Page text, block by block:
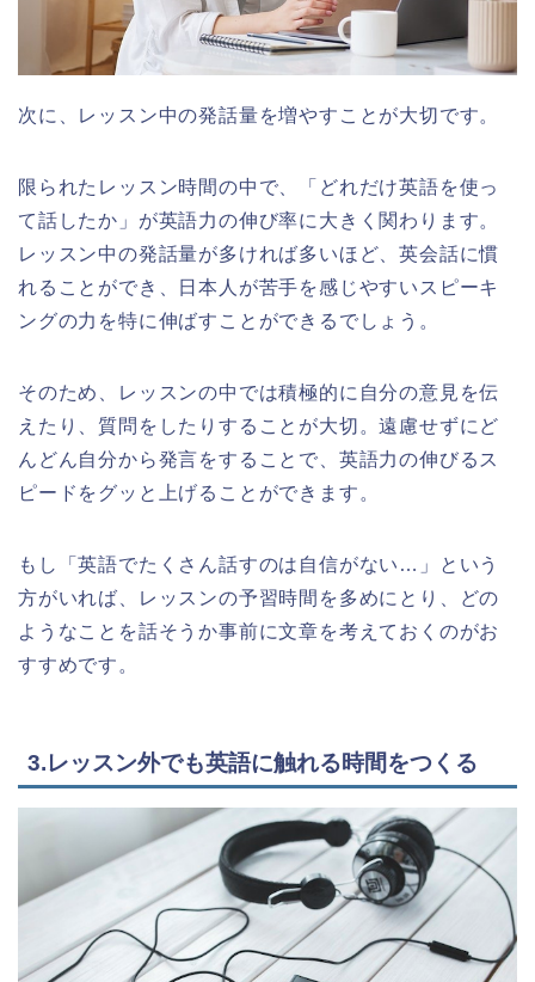
次に、レッスン中の発話量を増やすことが大切です。
限られたレッスン時間の中で、「どれだけ英語を使っ
て話したか」が英語力の伸び率に大きく関わります。
レッスン中の発話量が多ければ多いほど、英会話に慣
れることができ、日本人が苦手を感じやすいスピーキ
ングの力を特に伸ばすことができるでしょう。
そのため、レッスンの中では積極的に自分の意見を伝
えたり、質問をしたりすることが大切。遠慮せずにど
んどん自分から発言をすることで、英語力の伸びるス
ピードをグッと上げることができます。
もし「英語でたくさん話すのは自信がない…」という
方がいれば、レッスンの予習時間を多めにとり、どの
ようなことを話そうか事前に文章を考えておくのがお
すすめです。
3.レッスン外でも英語に触れる時間をつくる